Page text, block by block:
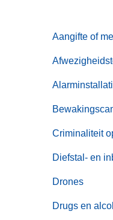
Aangifte of
Criminaliteit
Diefstal- en
Drones
Drugs en